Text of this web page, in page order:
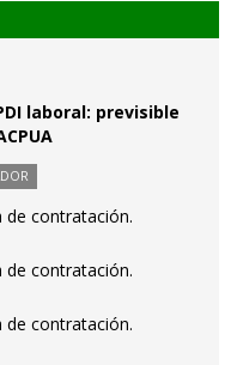
laboral: previsible
de contratación.
de contratación.
de contratación.